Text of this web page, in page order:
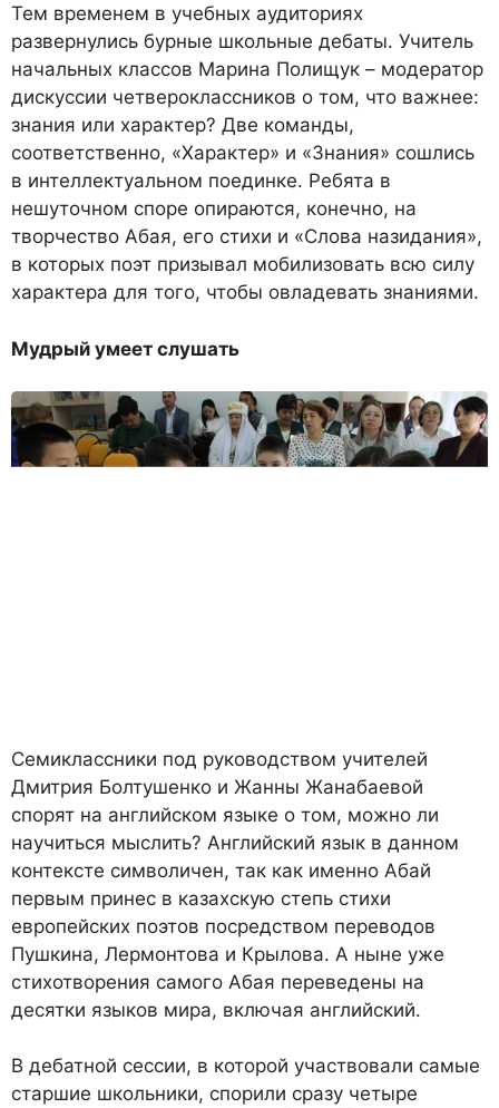
Тем временем в учебных аудиториях
развернулись бурные школьные дебаты. Учитель
начальных классов Марина Полищук – модератор
дискуссии четвероклассников о том, что важнее:
знания или характер? Две команды,
соответственно, «Характер» и «Знания» сошлись
в интеллектуальном поединке. Ребята в
нешуточном споре опираются, конечно, на
творчество Абая, его стихи и «Слова назидания»,
в которых поэт призывал мобилизовать всю силу
характера для того, чтобы овладевать знаниями.
Мудрый умеет слушать
Семиклассники под руководством учителей
Дмитрия Болтушенко и Жанны Жанабаевой
спорят на английском языке о том, можно ли
научиться мыслить? Английский язык в данном
контексте символичен, так как именно Абай
первым принес в казахскую степь стихи
европейских поэтов посредством переводов
Пушкина, Лермонтова и Крылова. А ныне уже
стихотворения самого Абая переведены на
десятки языков мира, включая английский.
В дебатной сессии, в которой участвовали самые
старшие школьники, спорили сразу четыре